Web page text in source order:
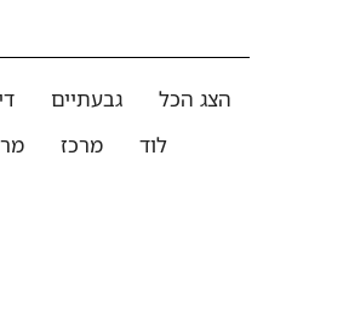
הצג הכל גבעתיים
לוד
מרכז